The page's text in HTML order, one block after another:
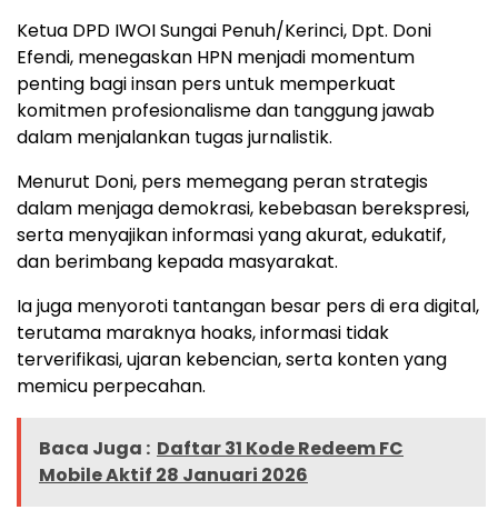
Ketua DPD IWOI Sungai Penuh/Kerinci, Dpt. Doni
Efendi, menegaskan HPN menjadi momentum
penting bagi insan pers untuk memperkuat
komitmen profesionalisme dan tanggung jawab
dalam menjalankan tugas jurnalistik.
Menurut Doni, pers memegang peran strategis
dalam menjaga demokrasi, kebebasan berekspresi,
serta menyajikan informasi yang akurat, edukatif,
dan berimbang kepada masyarakat.
Ia juga menyoroti tantangan besar pers di era digital,
terutama maraknya hoaks, informasi tidak
terverifikasi, ujaran kebencian, serta konten yang
memicu perpecahan.
Baca Juga : Daftar 31 Kode Redeem FC
Mobile Aktif 28 Januari 2026